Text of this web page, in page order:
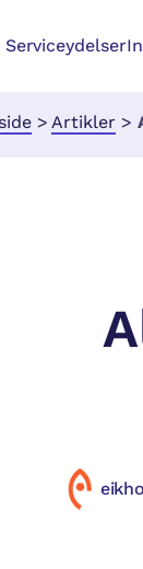
Serviceydelser
> Artikler >